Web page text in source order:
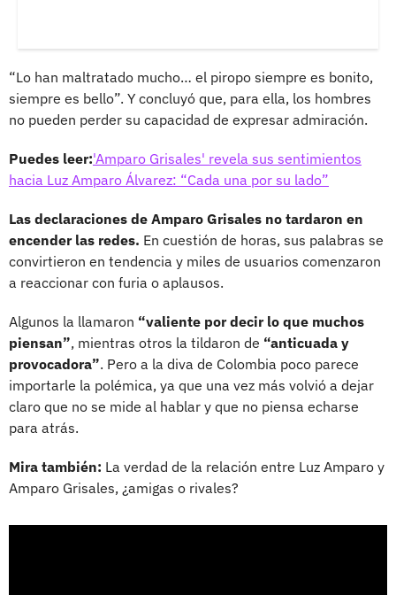
“Lo han maltratado mucho… el piropo siempre es bonito,
siempre es bello”. Y concluyó que, para ella, los hombres
no pueden perder su capacidad de expresar admiración.
Puedes leer:'Amparo Grisales' revela sus sentimientos
hacia Luz Amparo Álvarez: “Cada una por su lado”
Las declaraciones de Amparo Grisales no tardaron en
encender las redes. En cuestión de horas, sus palabras se
convirtieron en tendencia y miles de usuarios comenzaron
a reaccionar con furia o aplausos.
Algunos la llamaron “valiente por decir lo que muchos
piensan”, mientras otros la tildaron de “anticuada y
provocadora”. Pero a la diva de Colombia poco parece
importarle la polémica, ya que una vez más volvió a dejar
claro que no se mide al hablar y que no piensa echarse
para atrás.
Mira también: La verdad de la relación entre Luz Amparo y
Amparo Grisales, ¿amigas o rivales?